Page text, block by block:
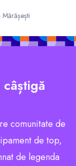
comunitate de
de top,
de legenda